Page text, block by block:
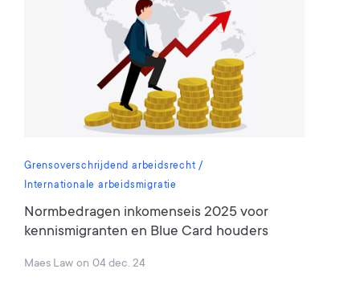
Grensoverschrijdend arbeidsrecht
Internationale arbeidsmigratie
Normbedragen inkomenseis 2025 voor
kennismigranten en Blue Card houders
Maes Law on 04 dec. 24